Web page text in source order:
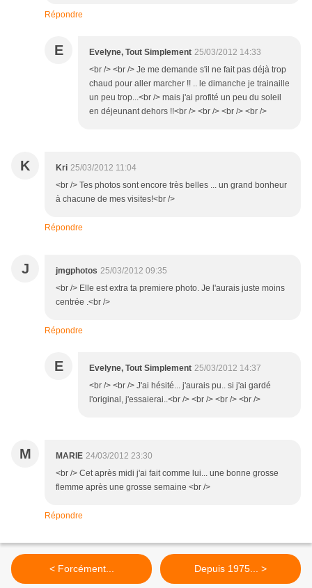
Répondre
E Evelyne, Tout Simplement 25/03/2012 14:33
<br /> <br /> Je me demande s'il ne fait pas déjà trop
chaud pour aller marcher !! .. le dimanche je trainaille
un peu trop...<br /> mais j'ai profité un peu du soleil
en déjeunant dehors !!<br /> <br /> <br /> <br />
K Kri 25/03/2012 11:04
<br /> Tes photos sont encore très belles ... un grand bonheur
à chacune de mes visites!<br />
Répondre
J jmgphotos 25/03/2012 09:35
<br /> Elle est extra ta premiere photo. Je l'aurais juste moins
centrée .<br />
Répondre
E Evelyne, Tout Simplement 25/03/2012 14:37
<br /> <br /> J'ai hésité... j'aurais pu.. si j'ai gardé
l'original, j'essaierai..<br /> <br /> <br /> <br />
M MARIE 24/03/2012 23:30
<br /> Cet après midi j'ai fait comme lui... une bonne grosse
flemme après une grosse semaine <br />
Répondre
< Forcément... Depuis 1975... >